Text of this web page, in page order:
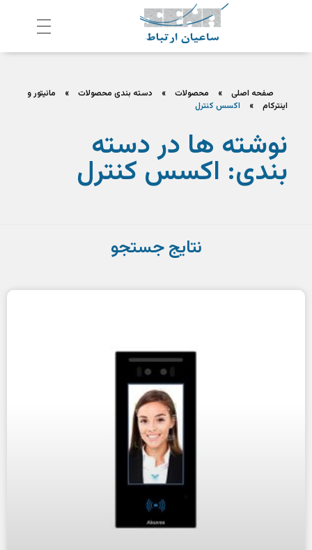
ش
رکت ساعیان ارتباط آینده پیشرو یکپارچگی و امنیت در ارتباط
صفحه اصلی » محصولات » دسته بندی محصولات »
مانیتور و
اینترکام
» اکسس کنترل
نوشته ها در دسته
بندی: اکسس کنترل
نتایج جستجو